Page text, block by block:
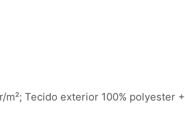
Tecido exterior 100% polyester